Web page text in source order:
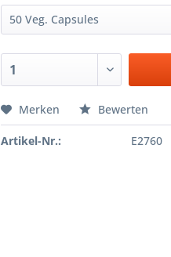
Merken Bewerten
Artikel-Nr.: E2760